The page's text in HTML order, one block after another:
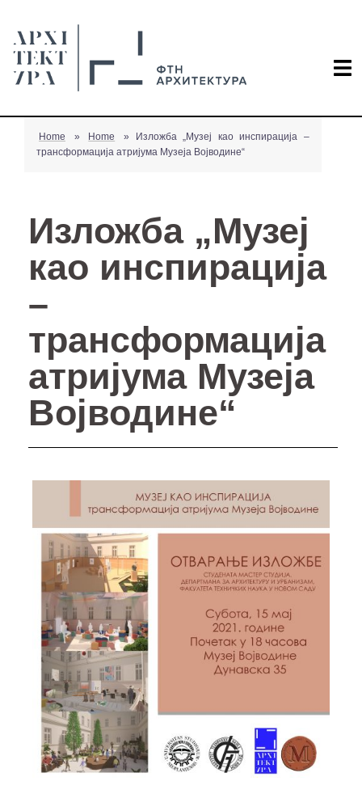
Home » Home »
Изложба „Музеј као инспирација –
трансформација атријума Музеја Војводине“
Изложба „Музеј
као инспирација
–
трансформација
атријума Музеја
Војводине“